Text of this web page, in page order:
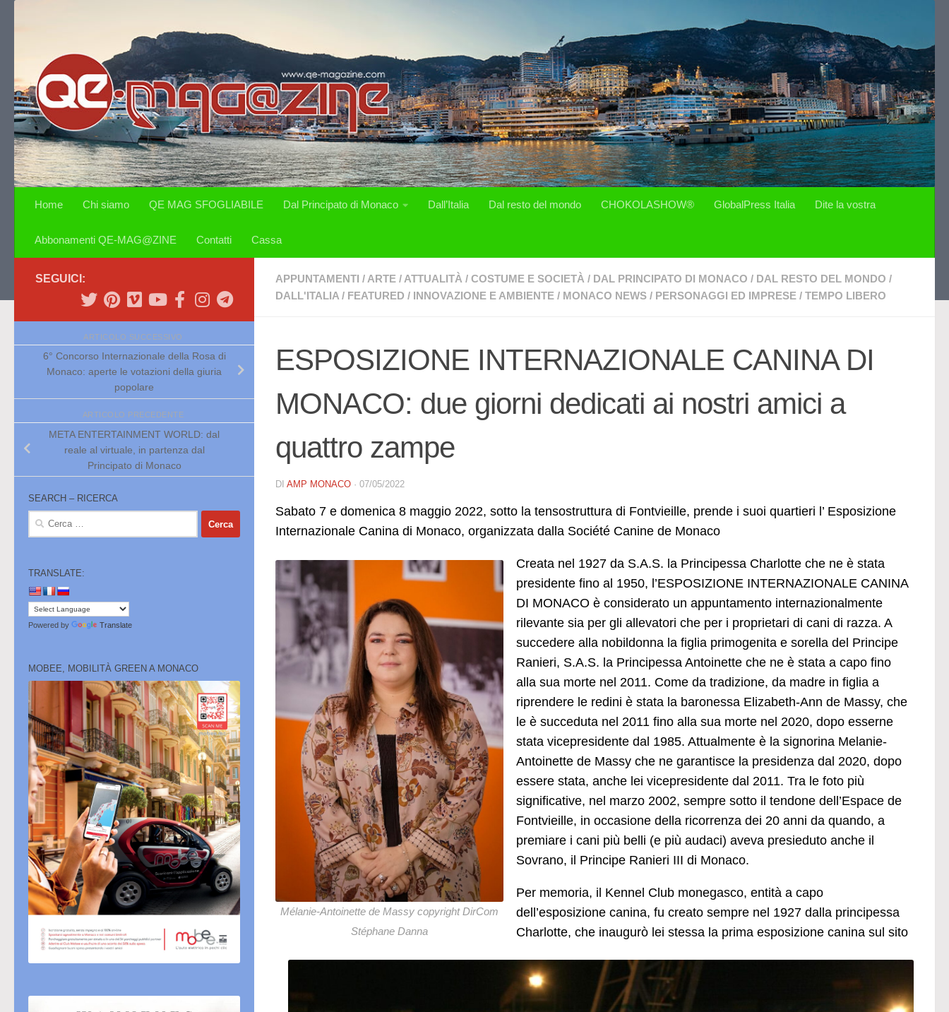
Home Chi siamo QE MAG SFOGLIABILE Dal Principato di Monaco Dall’Italia Dal resto del mondo CHOKOLASHOW® GlobalPress Italia Dite la vostra
Abbonamenti QE-MAG@ZINE Contatti Cassa
APPUNTAMENTI / ARTE / ATTUALITÀ / COSTUME E SOCIETÀ / DAL PRINCIPATO DI MONACO / DAL RESTO DEL MONDO /
DALL'ITALIA / FEATURED / INNOVAZIONE E AMBIENTE / MONACO NEWS / PERSONAGGI ED IMPRESE / TEMPO LIBERO
ESPOSIZIONE INTERNAZIONALE CANINA DI
MONACO: due giorni dedicati ai nostri amici a
quattro zampe
DI AMP MONACO · 07/05/2022
Sabato 7 e domenica 8 maggio 2022, sotto la tensostruttura di Fontvieille, prende i suoi quartieri l’ Esposizione
Internazionale Canina di Monaco, organizzata dalla Société Canine de Monaco
Mélanie-Antoinette de Massy copyright DirCom
Stéphane Danna
Creata nel 1927 da S.A.S. la Principessa Charlotte che ne è stata
presidente fino al 1950, l’ESPOSIZIONE INTERNAZIONALE CANINA
DI MONACO è considerato un appuntamento internazionalmente
rilevante sia per gli allevatori che per i proprietari di cani di razza. A
succedere alla nobildonna la figlia primogenita e sorella del Principe
Ranieri, S.A.S. la Principessa Antoinette che ne è stata a capo fino
alla sua morte nel 2011. Come da tradizione, da madre in figlia a
riprendere le redini è stata la baronessa Elizabeth-Ann de Massy, che
le è succeduta nel 2011 fino alla sua morte nel 2020, dopo esserne
stata vicepresidente dal 1985. Attualmente è la signorina Melanie-
Antoinette de Massy che ne garantisce la presidenza dal 2020, dopo
essere stata, anche lei vicepresidente dal 2011. Tra le foto più
significative, nel marzo 2002, sempre sotto il tendone dell’Espace de
Fontvieille, in occasione della ricorrenza dei 20 anni da quando, a
premiare i cani più belli (e più audaci) aveva presieduto anche il
Sovrano, il Principe Ranieri III di Monaco.
Per memoria, il Kennel Club monegasco, entità a capo
dell’esposizione canina, fu creato sempre nel 1927 dalla principessa
Charlotte, che inaugurò lei stessa la prima esposizione canina sul sito
SEGUICI:
ARTICOLO SUCCESSIVO
6° Concorso Internazionale della Rosa di
Monaco: aperte le votazioni della giuria
popolare
ARTICOLO PRECEDENTE
META ENTERTAINMENT WORLD: dal
reale al virtuale, in partenza dal
Principato di Monaco
SEARCH – RICERCA
Ricerca
TRANSLATE:
Powered by Translate
MOBEE, MOBILITÀ GREEN A MONACO